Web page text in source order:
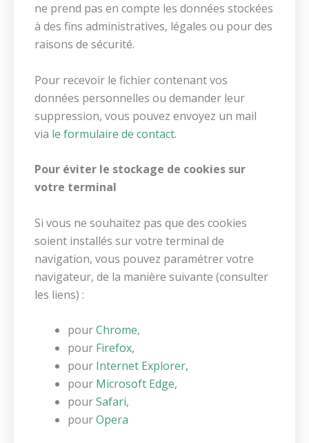
ne prend pas en compte les données stockées
à des fins administratives, légales ou pour des
raisons de sécurité.
Pour recevoir le fichier contenant vos
données personnelles ou demander leur
suppression, vous pouvez envoyez un mail
via le formulaire de contact.
Pour éviter le stockage de cookies sur
votre terminal
Si vous ne souhaitez pas que des cookies
soient installés sur votre terminal de
navigation, vous pouvez paramétrer votre
navigateur, de la manière suivante (consulter
les liens) :
pourChrome,
pour Firefox,
pour Internet Explorer,
pour Microsoft Edge,
pourSafari,
pourOpera